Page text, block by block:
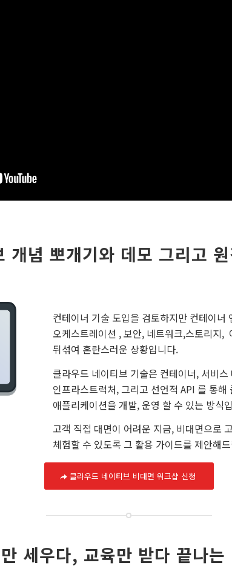
개념 뽀개기와 데모 그리고
컨테이너 기술 도입을 검토하지만 컨테이너
오케스트레이션 , 보안, 네트워크,스토리지,
뒤섞여 혼란스러운 상황입니다.
클라우드 네이티브 기술은 컨테이너, 서비
인프라스트럭처, 그리고 선언적 API 를 통
애플리케이션을 개발, 운영 할 수 있는 방식
고객 직접 대면이 어려운 지금, 비대면으
체험할 수 있도록 그 활용 가이드를 제안해
클라우드 네이티브 비대면 워크샵 신청
세우다, 교육만 받다 끝나